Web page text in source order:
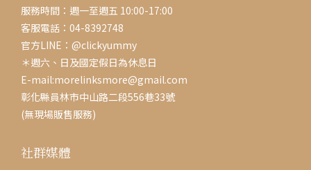
服務時間：週一至週五 10:00-17:00
客服電話：04-8392748
官方LINE：@clickyummy
＊週六、日及國定假日為休息日
E-mail:morelinksmore@gmail.com
彰化縣員林市中山路二段556巷33號
(無現場販售服務)
社群媒體